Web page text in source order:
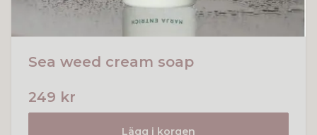
Sea weed cream soap
249 kr
Lägg i korgen